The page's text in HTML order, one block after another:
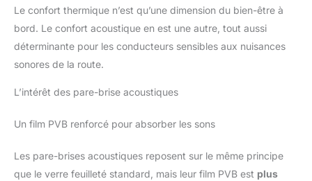
Le confort thermique n’est qu’une dimension du bien-être à
bord. Le confort acoustique en est une autre, tout aussi
déterminante pour les conducteurs sensibles aux nuisances
sonores de la route.
L’intérêt des pare-brise acoustiques
Un film PVB renforcé pour absorber les sons
Les pare-brises acoustiques reposent sur le même principe
que le verre feuilleté standard, mais leur film PVB est plus